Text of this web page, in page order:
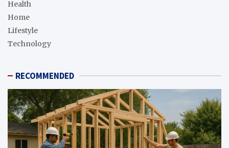
Health
Home
Lifestyle
Technology
RECOMMENDED